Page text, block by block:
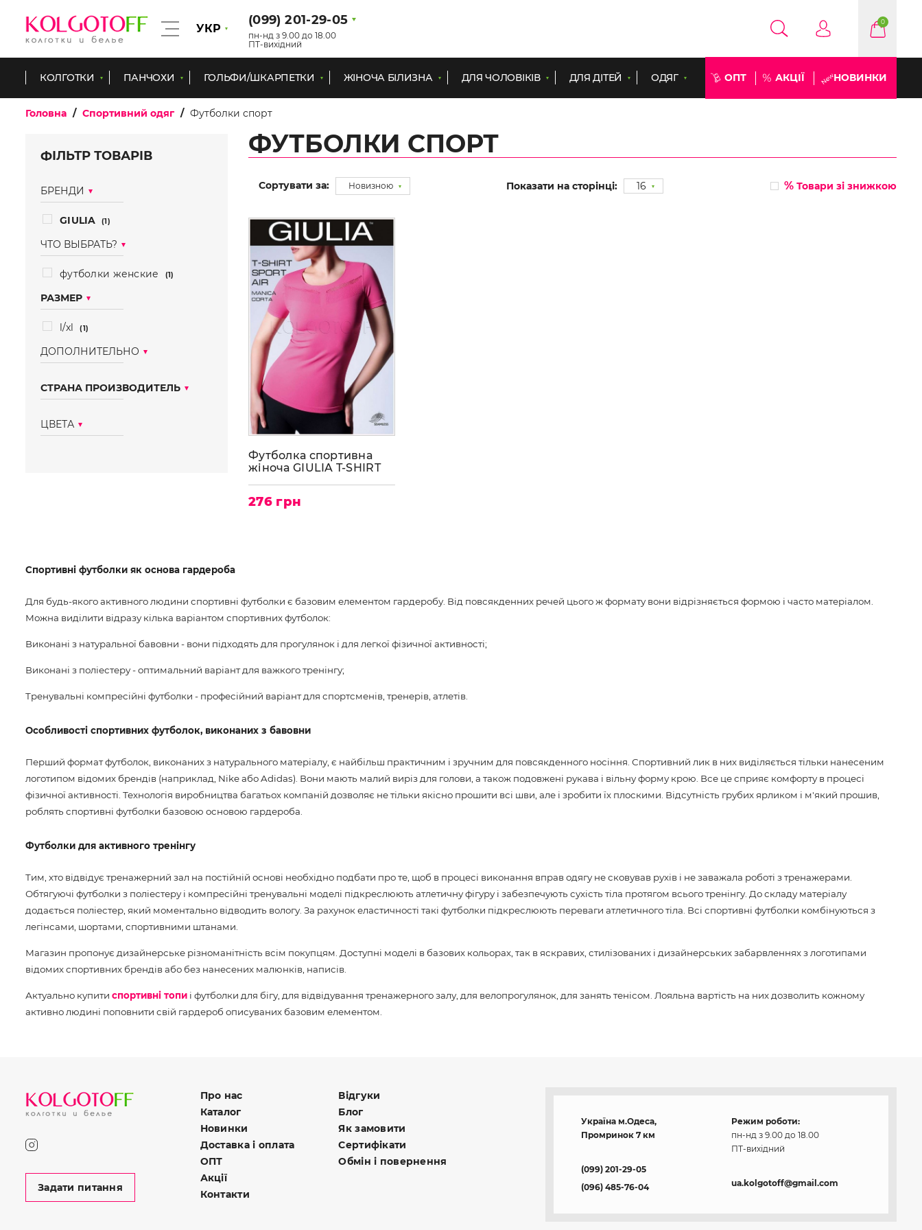
УКР
(099) 201-29-05
пн-нд з 9.00 до 18.00
ПТ-вихідний
0
КОЛГОТКИ ПАНЧОХИ ГОЛЬФИ/ШКАРПЕТКИ ЖІНОЧА БІЛИЗНА ДЛЯ ЧОЛОВІКІВ ДЛЯ ДІТЕЙ ОДЯГ ОПТ АКЦІЇ НОВИНКИ
Головна Спортивний одяг Футболки спорт
ФІЛЬТР ТОВАРІВ
БРЕНДИ
GIULIA (1)
ЧТО ВЫБРАТЬ?
футболки женские (1)
РАЗМЕР
l/xl (1)
ДОПОЛНИТЕЛЬНО
СТРАНА ПРОИЗВОДИТЕЛЬ
украина
ЦВЕТА
ФУТБОЛКИ СПОРТ
Сортувати за: Новизною Показати на сторінці: 16 % Товари зі знижкою
Футболка спортивна
жіноча GIULIA T-SHIRT
276 грн
Спортивні футболки як основа гардероба
Для будь-якого активного людини спортивні футболки є базовим елементом гардеробу. Від повсякденних речей цього ж формату вони відрізняється формою і часто матеріалом.
Можна виділити відразу кілька варіантом спортивних футболок:
Виконані з натуральної бавовни - вони підходять для прогулянок і для легкої фізичної активності;
Виконані з поліестеру - оптимальний варіант для важкого тренінгу;
Тренувальні компресійні футболки - професійний варіант для спортсменів, тренерів, атлетів.
Особливості спортивних футболок, виконаних з бавовни
Перший формат футболок, виконаних з натурального матеріалу, є найбільш практичним і зручним для повсякденного носіння. Спортивний лик в них виділяється тільки нанесеним
логотипом відомих брендів (наприклад, Nike або Adidas). Вони мають малий виріз для голови, а також подовжені рукава і вільну форму крою. Все це сприяє комфорту в процесі
фізичної активності. Технологія виробництва багатьох компаній дозволяє не тільки якісно прошити всі шви, але і зробити їх плоскими. Відсутність грубих ярликом і м'який прошив,
роблять спортивні футболки базовою основою гардероба.
Футболки для активного тренінгу
Тим, хто відвідує тренажерний зал на постійній основі необхідно подбати про те, щоб в процесі виконання вправ одягу не сковував рухів і не заважала роботі з тренажерами.
Обтягуючі футболки з поліестеру і компресійні тренувальні моделі підкреслюють атлетичну фігуру і забезпечують сухість тіла протягом всього тренінгу. До складу матеріалу
додається поліестер, який моментально відводить вологу. За рахунок еластичності такі футболки підкреслюють переваги атлетичного тіла. Всі спортивні футболки комбінуються з
легінсами, шортами, спортивними штанами.
Магазин пропонує дизайнерське різноманітність всім покупцям. Доступні моделі в базових кольорах, так в яскравих, стилізованих і дизайнерських забарвленнях з логотипами
відомих спортивних брендів або без нанесених малюнків, написів.
Актуально купити спортивні топи і футболки для бігу, для відвідування тренажерного залу, для велопрогулянок, для занять тенісом. Лояльна вартість на них дозволить кожному
активно людині поповнити свій гардероб описуваних базовим елементом.
Задати питання
Про нас
Каталог
Новинки
Доставка і оплата
ОПТ
Акції
Контакти
Відгуки
Блог
Як замовити
Сертифікати
Обмін і повернення
Україна м.Одеса,
Промринок 7 км
(099) 201-29-05
(096) 485-76-04
Режим роботи:
пн-нд з 9.00 до 18.00
ПТ-вихідний
ua.kolgotoff@gmail.com